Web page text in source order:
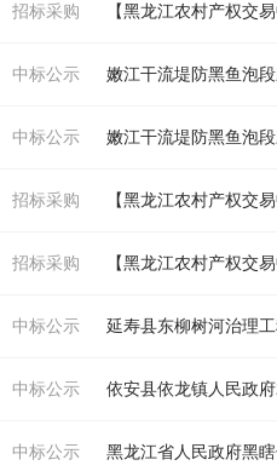
招标采购 【黑龙江农村产权交
中标公示 嫩江干流堤防黑鱼泡
中标公示 嫩江干流堤防黑鱼泡
招标采购
招标采购 【黑龙江农村产权交
中标公示 延寿县东柳树河治理
中标公示 依安县依龙镇人民政
中标公示 黑龙江省人民政府黑